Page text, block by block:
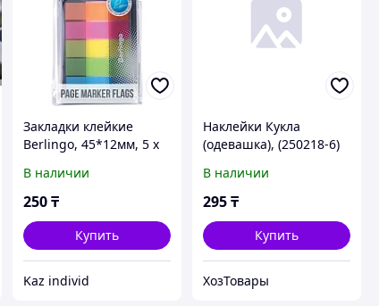
Закладки клейкие
Berlingo, 45*12мм, 5 х
диспенсере
В наличии
250 ₸
Купить
Kaz individ
Наклейки Кукла
(одевашка), (250218-6)
В наличии
295₸
Купить
ХозТовары